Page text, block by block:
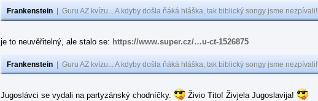
Frankenstein Guru AZ kvízu... A kdyby došla ňáká hláška, tak biblický songy jsme nezpívali!
je to neuvěřitelný, ale stalo se: https://www.super.cz/…u-ct-1526875
Frankenstein Guru AZ kvízu... A kdyby došla ňáká hláška, tak biblický songy jsme nezpívali!
Jugoslávci se vydali na partyzánský chodníčky. Živio Tito! Živjela Jugoslavija!